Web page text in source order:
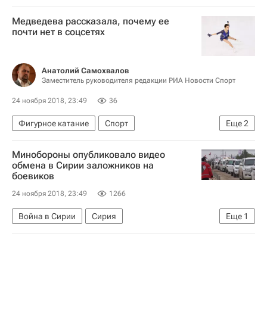
Донбасс
Медведева рассказала, почему ее
почти нет в соцсетях
Анатолий Самохвалов
Заместитель руководителя редакции РИА Новости Спорт
24 ноября 2018, 23:49 36
Еще2
Фигурное катание
Спорт
Гран-при по фигурному катанию
Евгения Медведева
Минобороны опубликовало видео
обмена в Сирии заложников на
боевиков
24 ноября 2018, 23:49 1266
Еще 1
Война в Сирии
Сирия
Министерство обороны РФ (Минобороны РФ)